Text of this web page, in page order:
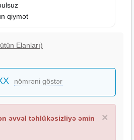
qiymət
Elanları)
nömrəni göstər
×
əvvəl təhlükəsizliyə əmin